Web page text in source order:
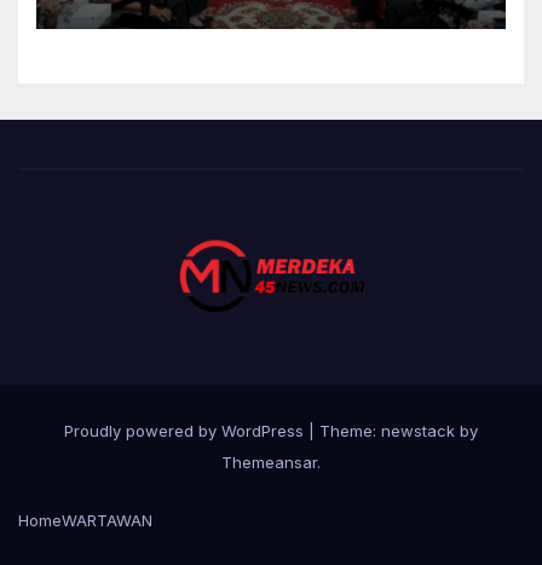
Proudly powered by WordPress
Theme: newstack by
Themeansar.
HomeWARTAWAN